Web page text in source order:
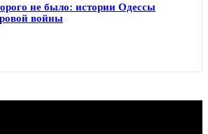
не было: истории Одессы
войны